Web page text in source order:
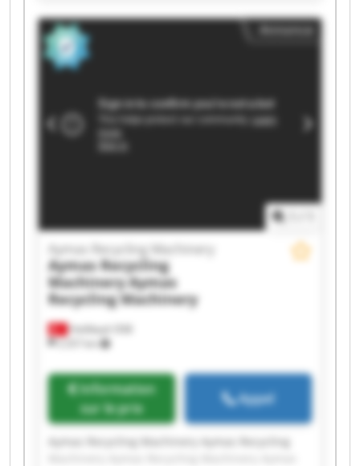
Machinery Aymas Recycling Machinery Aymas
Recycling Machinery Aymas Recycling Machinery
Aymas Recycling Machinery Aymas Recycling
Machinery Aymas Recycling Machinery Aymas
Aymas Recycling Machinery Aymas Recycling
Machinery Aymas Recycling Machinery Aymas
Recycling Machinery Aymas Recycling Machinery
Halilbeyli OSB
2 257 km
Aymas Recycling Machinery
Aymas Recycling
Machinery Aymas
Recycling Machinery
Information
sur le prix
Appel
Aymas Recycling Machinery Aymas Recycling